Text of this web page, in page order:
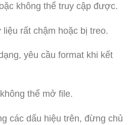
không thể truy cập được.
rất chậm hoặc bị treo.
yêu cầu format khi kết
thể mở file.
các dấu hiệu trên, đừng chủ